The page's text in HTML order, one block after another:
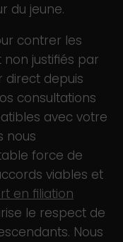
du jeune.
contrer les
justifiés par
direct depuis
consultations
avec votre
nous
force de
viables et
en filiation
le respect de
Nous